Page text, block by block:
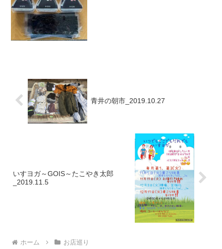
青井の朝市_2019.10.27
いすヨガ～GOIS～たこやき太郎
_2019.11.5
ホーム お店巡り